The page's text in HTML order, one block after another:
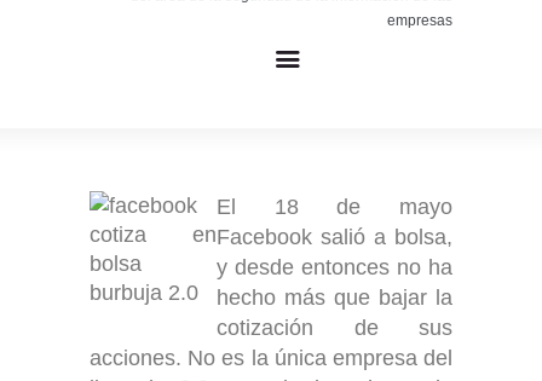
empresas
El 18 de mayo
Facebook salió a bolsa,
y desde entonces no ha
hecho más que bajar la
cotización de sus
acciones. No es la única empresa del